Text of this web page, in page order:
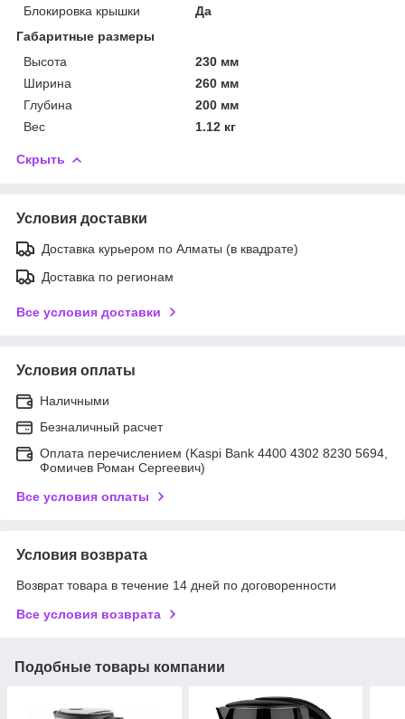
Блокировка крышки
Да
Габаритные размеры
Высота
230 мм
Ширина
260 мм
Глубина
200 мм
Вес
1.12 кг
Скрыть
Условия доставки
Доставка курьером по Алматы (в квадрате)
Доставка по регионам
Все условия доставки
Условия оплаты
Наличными
Безналичный расчет
Оплата перечислением (Kaspi Bank 4400 4302 8230 5694,
Фомичев Роман Сергеевич)
Все условия оплаты
Условия возврата
Возврат товара в течение 14 дней по договоренности
Все условия возврата
Подобные товары компании